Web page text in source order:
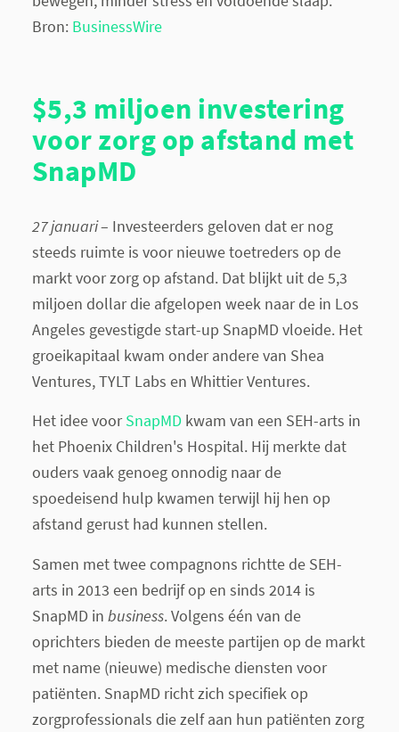
Bron: BusinessWire
$5,3 miljoen investering
voor zorg op afstand met
SnapMD
27 januari– Investeerders geloven dat er nog
steeds ruimte is voor nieuwe toetreders op de
markt voor zorg op afstand. Dat blijkt uit de 5,3
miljoen dollar die afgelopen week naar de in Los
Angeles gevestigde start-up SnapMD vloeide. Het
groeikapitaal kwam onder andere van Shea
Ventures, TYLT Labs en Whittier Ventures.
Het idee voorSnapMDkwam van een SEH-arts in
het Phoenix Children's Hospital. Hij merkte dat
ouders vaak genoeg onnodig naar de
spoedeisend hulp kwamen terwijl hij hen op
afstand gerust had kunnen stellen.
Samen met twee compagnons richtte de SEH-
arts in 2013 een bedrijf op en sinds 2014 is
SnapMD in business. Volgens één van de
oprichters bieden de meeste partijen op de markt
met name (nieuwe) medische diensten voor
patiënten. SnapMD richt zich specifiek op
zorgprofessionals die zelf aan hun patiënten zorg